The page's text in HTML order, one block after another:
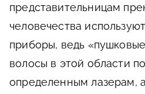
представительницам
человечества
приборы, ведь
волосы в этой области
определенным лазерам,